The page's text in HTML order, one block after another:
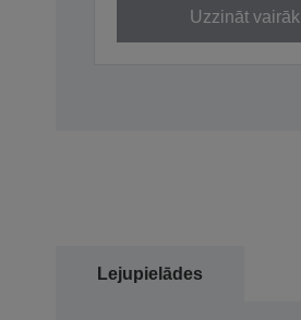
Uzzināt vairāk
Lejupielādes